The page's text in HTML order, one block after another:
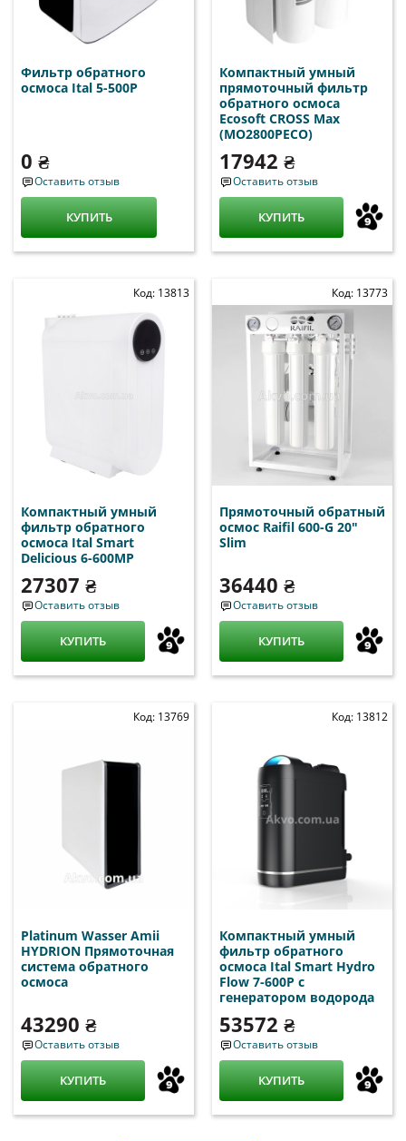
Фильтр обратного
осмоса Ital 5-500P
0 ₴
Оставить отзыв
КУПИТЬ
Компактный умный
прямоточный фильтр
обратного осмоса
Ecosoft CROSS Max
(MO2800PECO)
17942 ₴
Оставить отзыв
КУПИТЬ
Код: 13813
Компактный умный
фильтр обратного
осмоса Ital Smart
Delicious 6-600MP
27307 ₴
Оставить отзыв
КУПИТЬ
Код: 13773
Прямоточный обратный
осмос Raifil 600-G 20"
Slim
36440 ₴
Оставить отзыв
КУПИТЬ
Код: 13769
Platinum Wasser Amii
HYDRION Прямоточная
система обратного
осмоса
43290 ₴
Оставить отзыв
КУПИТЬ
Код: 13812
Компактный умный
фильтр обратного
осмоса Ital Smart Hydro
Flow 7-600P с
генератором водорода
53572 ₴
Оставить отзыв
КУПИТЬ